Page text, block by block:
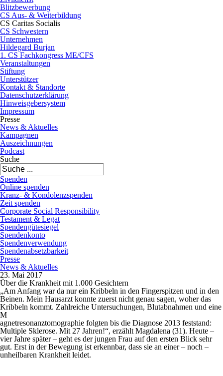
Blitzbewerbung
CS Aus- & Weiterbildung
CS Caritas Socialis
CS Schwestern
Unternehmen
Hildegard Burjan
1. CS Fachkongress ME/CFS
Veranstaltungen
Stiftung
Unterstützer
Kontakt & Standorte
Datenschutzerklärung
Hinweisgebersystem
Impressum
Presse
News & Aktuelles
Kampagnen
Auszeichnungen
Podcast
Suche
Spenden
Online spenden
Kranz- & Kondolenzspenden
Zeit spenden
Corporate Social Responsibility
Testament & Legat
Spendengütesiegel
Spendenkonto
Spendenverwendung
Spendenabsetzbarkeit
Presse
News & Aktuelles
23. Mai 2017
Über die Krankheit mit 1.000 Gesichtern
„Am Anfang war da nur ein Kribbeln in den Fingerspitzen und in den
Beinen. Mein Hausarzt konnte zuerst nicht genau sagen, woher das
Kribbeln kommt. Zahlreiche Untersuchungen, Blutabnahmen und eine
M
agnetresonanztomographie folgten bis die Diagnose 2013 feststand:
Multiple Sklerose. Mit 27 Jahren!“, erzählt Magdalena (31). Heute –
vier Jahre später – geht es der jungen Frau auf den ersten Blick sehr
gut. Erst in der Bewegung ist erkennbar, dass sie an einer – noch –
unheilbaren Krankheit leidet.